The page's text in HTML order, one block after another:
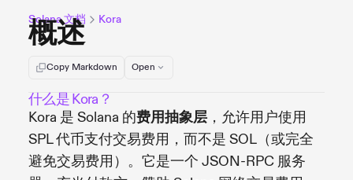
Solana 文档 Kora
概述
Copy Markdown Open
什么是 Kora？
Kora 是 Solana 的费用抽象层 ，允许用户使用
SPL 代币支付交易费用，而不是 SOL（或完全
避免交易费用）。它是一个 JSON-RPC 服务